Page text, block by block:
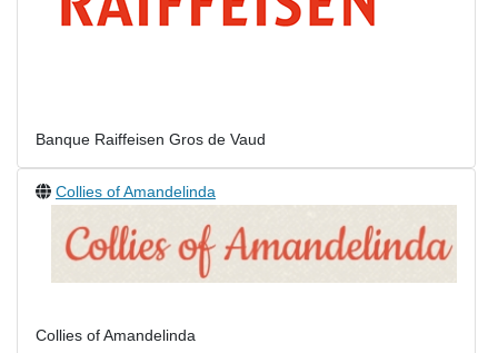
Banque Raiffeisen Gros de Vaud
Collies of Amandelinda
Collies of Amandelinda